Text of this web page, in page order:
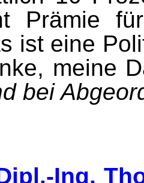
Prämie
ist eine
meine
bei
Ing.